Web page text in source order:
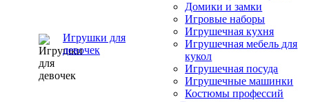
Игрушки для
девочек
Домики и замки
Игровые наборы
Игрушечная кухня
Игрушечная мебель для
кукол
Игрушечная посуда
Игрушечные машинки
Костюмы профессий